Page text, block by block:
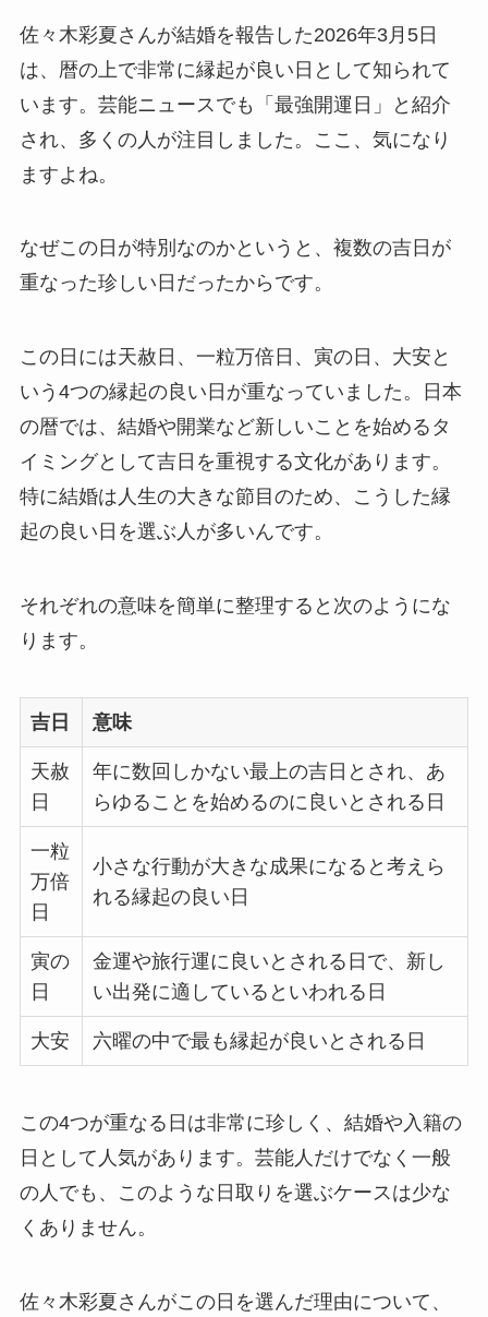
佐々木彩夏さんが結婚を報告した2026年3月5日
は、暦の上で非常に縁起が良い日として知られて
います。芸能ニュースでも「最強開運日」と紹介
され、多くの人が注目しました。ここ、気になり
ますよね。
なぜこの日が特別なのかというと、複数の吉日が
重なった珍しい日だったからです。
この日には天赦日、一粒万倍日、寅の日、大安と
いう4つの縁起の良い日が重なっていました。日本
の暦では、結婚や開業など新しいことを始めるタ
イミングとして吉日を重視する文化があります。
特に結婚は人生の大きな節目のため、こうした縁
起の良い日を選ぶ人が多いんです。
それぞれの意味を簡単に整理すると次のようにな
ります。
吉日 意味
天赦
日
年に数回しかない最上の吉日とされ、あ
らゆることを始めるのに良いとされる日
一粒
万倍
日
小さな行動が大きな成果になると考えら
れる縁起の良い日
寅の
日
金運や旅行運に良いとされる日で、新し
い出発に適しているといわれる日
大安 六曜の中で最も縁起が良いとされる日
この4つが重なる日は非常に珍しく、結婚や入籍の
日として人気があります。芸能人だけでなく一般
の人でも、このような日取りを選ぶケースは少な
くありません。
佐々木彩夏さんがこの日を選んだ理由について、